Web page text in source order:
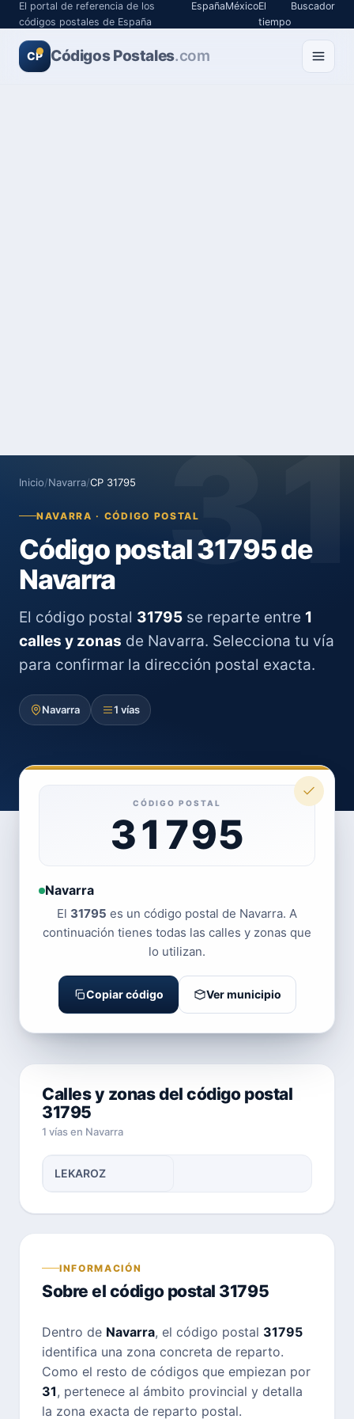
El portal de referencia de los
códigos postales de España
EspañaMéxicoEl
tiempo
Buscador
CP Códigos Postales.com
Inicio/Navarra/CP 31795
NAVARRA · CÓDIGO POSTAL
Código postal 31795 de
Navarra
El código postal 31795 se reparte entre 1
calles y zonas de Navarra. Selecciona tu vía
para confirmar la dirección postal exacta.
Navarra 1 vías
CÓDIGO POSTAL
31795
Navarra
El 31795 es un código postal de Navarra. A
continuación tienes todas las calles y zonas que
lo utilizan.
Copiar código Ver municipio
Calles y zonas del código postal
31795
1 vías en Navarra
LEKAROZ
INFORMACIÓN
Sobre el código postal 31795
Dentro de Navarra, el código postal 31795
identifica una zona concreta de reparto.
Como el resto de códigos que empiezan por
31, pertenece al ámbito provincial y detalla
la zona exacta de reparto postal.